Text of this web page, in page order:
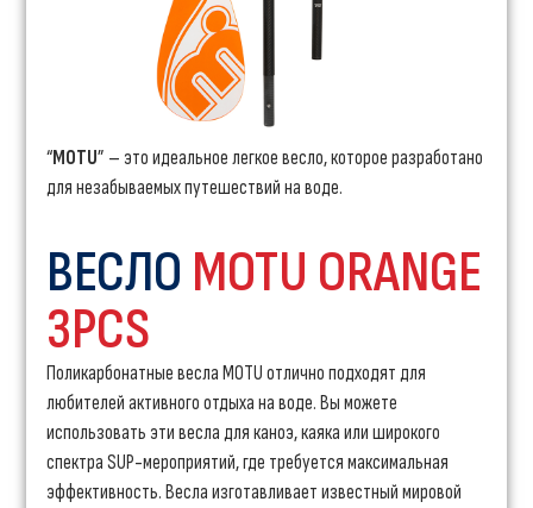
“MOTU” – это идеальное легкое весло, которое разработано
для незабываемых путешествий на воде.
ВЕСЛО MOTU ORANGE
3PCS
Поликарбонатные весла MOTU отлично подходят для
любителей активного отдыха на воде. Вы можете
использовать эти весла для каноэ, каяка или широкого
спектра SUP-мероприятий, где требуется максимальная
эффективность. Весла изготавливает известный мировой